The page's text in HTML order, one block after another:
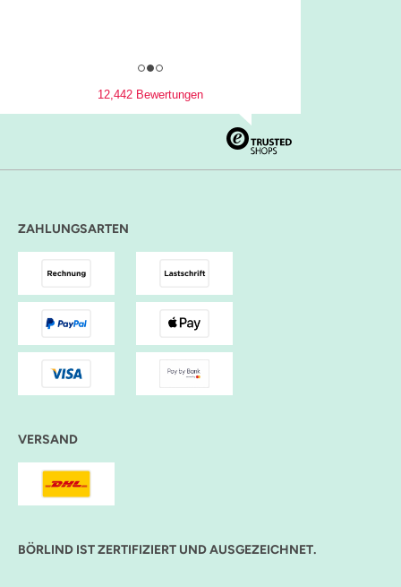
12,442 Bewertungen
ZAHLUNGSARTEN
VERSAND
BÖRLIND IST ZERTIFIZIERT UND AUSGEZEICHNET.